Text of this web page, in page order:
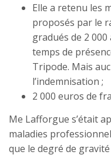
Elle a retenu les
proposés par le
gradués de 2
temps de
Tripode. Mais
l’indemnisation ;
2 000 euros de
Me Lafforgue s’était
maladies
que le degré de